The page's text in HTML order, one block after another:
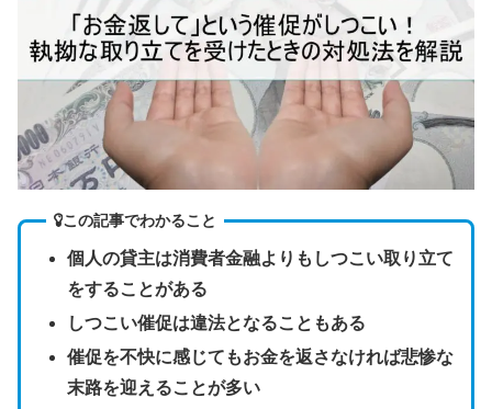
この記事でわかること
個人の貸主は消費者金融よりもしつこい取り立て
をすることがある
しつこい催促は違法となることもある
催促を不快に感じてもお金を返さなければ悲惨な
末路を迎えることが多い